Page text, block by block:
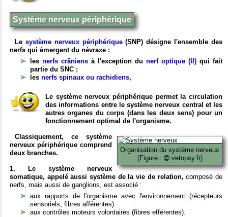
Système nerveux périphérique
Le système nerveux périphérique(SNP) désigne l'ensemble des
nerfs qui émergent du névraxe :
les nerfs crâniens à l'exception du nerf optique (II) qui fait
partie du SNC ;
les nerfs spinaux ou rachidiens,
Le système nerveux périphérique permet la circulation
des informations entre le système nerveux central et les
autres organes du corps (dans les deux sens) pour un
fonctionnement optimal de l'organisme.
Organisation du système nerveux
(Figure :
vetopsy.fr)
Classiquement, ce système
nerveux périphérique comprend
deux branches.
1. Le système nerveux
somatique, appelé aussi système de la vie de relation, composé de
nerfs, mais aussi de ganglions, est associé :
aux rapports de l'organisme avec l'environnement (récepteurs
sensoriels, fibres afférentes)
aux contrôles moteurs volontaires (fibres efférentes).